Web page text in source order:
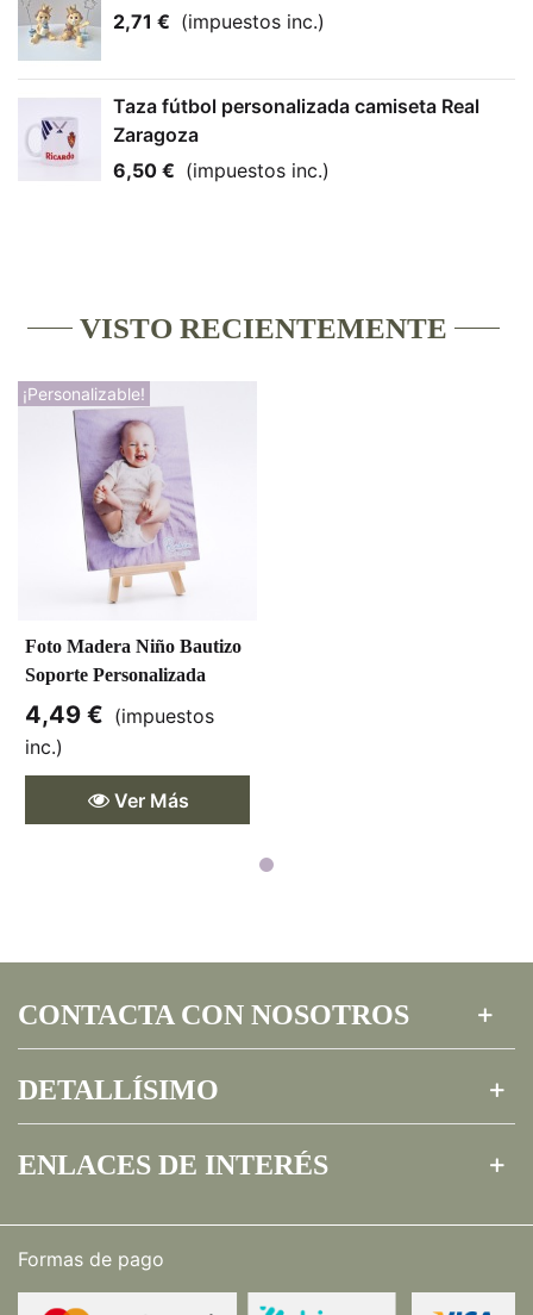
2,71 € (impuestos inc.)
Taza fútbol personalizada camiseta Real
Zaragoza
6,50 € (impuestos inc.)
VISTO RECIENTEMENTE
¡Personalizable!
Foto Madera Niño Bautizo
Soporte Personalizada
4,49 € (impuestos
inc.)
Ver Más
CONTACTA CON NOSOTROS
DETALLÍSIMO
ENLACES DE INTERÉS
Formas de pago